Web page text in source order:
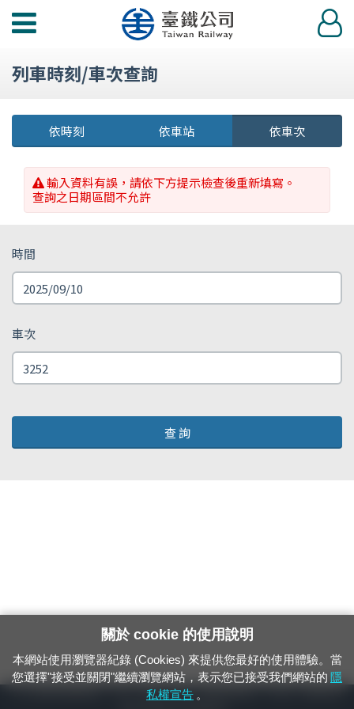
功
選
登
入
列車時刻/車次查詢
依時刻 依車站 依車次
輸入資料有誤，請依下方提示檢查後重新填寫。
查詢之日期區間不允許
時間
車次
查 詢
24小時緊急通報電話：1933（市話、手機，僅限發現軌道、平交道、橋樑及隧
關於 cookie 的使用說明
本網站使用瀏覽器紀錄 (Cookies) 來提供您最好的使用體驗。當
您選擇"接受並關閉"繼續瀏覽網站，表示您已接受我們網站的 隱
私權宣告 。